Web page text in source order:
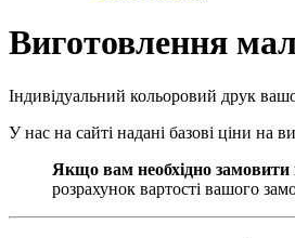
Виготовлення
Індивідуальний кольоровий друк
У нас на сайті надані базові ціни на
Якщо вам необхідно замовити
розрахунок вартості вашого